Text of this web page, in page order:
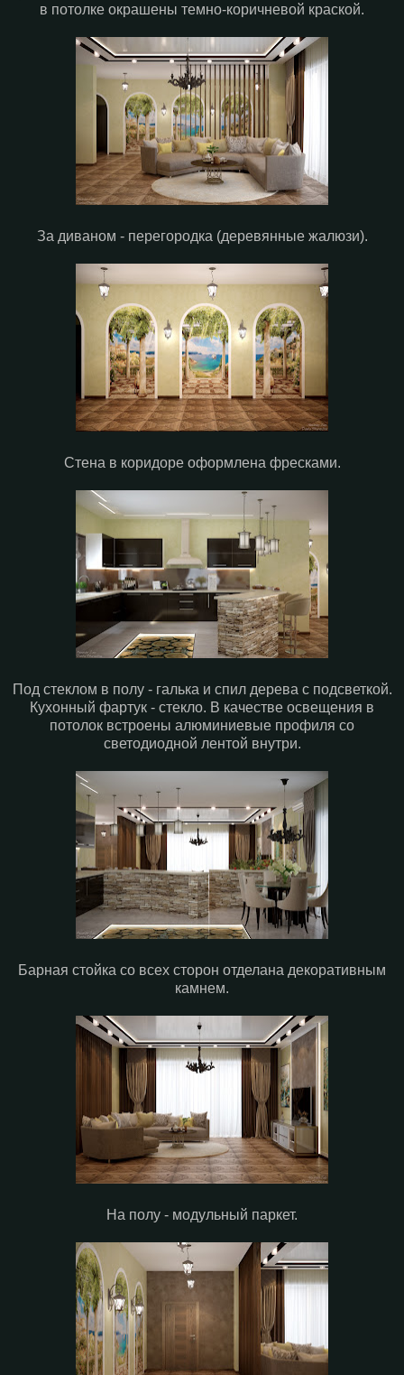
в потолке окрашены темно-коричневой краской.
За диваном - перегородка (деревянные жалюзи).
Стена в коридоре оформлена фресками.
Под стеклом в полу - галька и спил дерева с подсветкой.
Кухонный фартук - стекло. В качестве освещения в
потолок встроены алюминиевые профиля со
светодиодной лентой внутри.
Барная стойка со всех сторон отделана декоративным
камнем.
На полу - модульный паркет.